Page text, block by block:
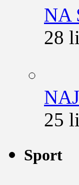
NA
28
25
Sport